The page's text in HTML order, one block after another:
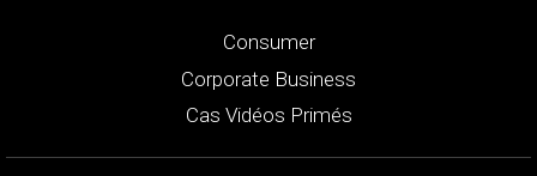
Consumer
Corporate Business
Cas Vidéos Primés